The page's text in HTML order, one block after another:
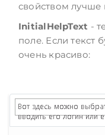
свойством лучше
InitialHelpText -
поле. Если текст
очень красиво: